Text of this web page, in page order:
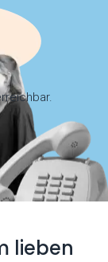
lieben